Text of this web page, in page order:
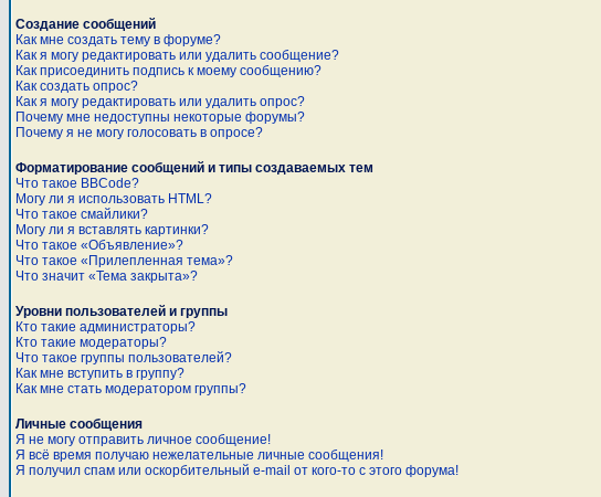
Создание сообщений
Как мне создать тему в форуме?
Как я могу редактировать или удалить сообщение?
Как присоединить подпись к моему сообщению?
Как создать опрос?
Как я могу редактировать или удалить опрос?
Почему мне недоступны некоторые форумы?
Почему я не могу голосовать в опросе?
Форматирование сообщений и типы создаваемых тем
Что такое BBCode?
Могу ли я использовать HTML?
Что такое смайлики?
Могу ли я вставлять картинки?
Что такое «Объявление»?
Что такое «Прилепленная тема»?
Что значит «Тема закрыта»?
Уровни пользователей и группы
Кто такие администраторы?
Кто такие модераторы?
Что такое группы пользователей?
Как мне вступить в группу?
Как мне стать модератором группы?
Личные сообщения
Я не могу отправить личное сообщение!
Я всё время получаю нежелательные личные сообщения!
Я получил спам или оскорбительный e-mail от кого-то с этого форума!